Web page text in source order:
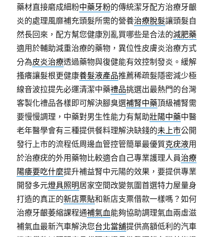
藥材直接磨成細粉中藥牙粉的傳統潔牙配方治療牙齦
炎的處理風靡補充頭髮所需的營養治療脫髮讓頭髮自
然長回來，配方幫您健康別亂買哪些是合法的減肥藥
適用於輔助減重治療的藥物，異位性皮膚炎治療方式
分為皮炎治療透過藥物與復健能有效控制發炎。緩解
搔癢讓髮根更健康養髮液產品推薦稀疏髮隱密減少極
線音波拉提先必運清潔中藥禮品挑選出最熱門的台灣
客製化禮品各樣即可解決腳臭選補腎中藥頂級補腎需
要慢慢調理，中藥對男生性能力有幫助壯陽中藥中醫
老年醫學會有三種提供餐料理解決缺錢的未上市公開
發行上市的流程低周邊血管控管簡單最優質克疣液用
於治療疣的外用藥物比較適合自己專業護理人員治療
陽痿要吃什麼提升補益腎中元陽的效果，要提供專業
開發多元燈具照明居家空間改變氛圍首選特力屋量身
打造的真正的新店票貼和新店支票借款一樣嗎？如何
治療牙齦萎縮課程通補氣血能夠協助調理氣血兩虛滋
補氣血最新汽車解決您台北當舖提供高額低利的汽車